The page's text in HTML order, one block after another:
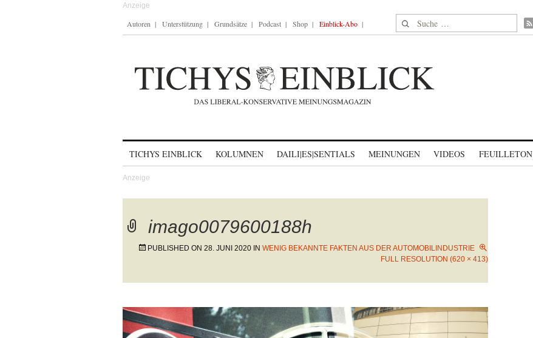
Autoren Unterstützung Grundsätze Podcast Shop Einblick-Abo Suche nach:
TICHYS EINBLICK KOLUMNEN DAILI|ES|SENTIALS MEINUNGEN VIDEOS FEUILLETON
imago0079600188h
PUBLISHED ON 28. JUNI 2020 IN WENIG BEKANNTE FAKTEN AUS DER AUTOMOBILINDUSTRIE
FULL RESOLUTION (620 × 413)